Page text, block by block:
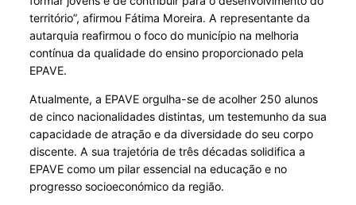
território”, afirmou Fátima Moreira. A representante da
autarquia reafirmou o foco do município na melhoria
contínua da qualidade do ensino proporcionado pela
EPAVE.
Atualmente, a EPAVE orgulha-se de acolher 250 alunos
de cinco nacionalidades distintas, um testemunho da sua
capacidade de atração e da diversidade do seu corpo
discente. A sua trajetória de três décadas solidifica a
EPAVE como um pilar essencial na educação e no
progresso socioeconómico da região.